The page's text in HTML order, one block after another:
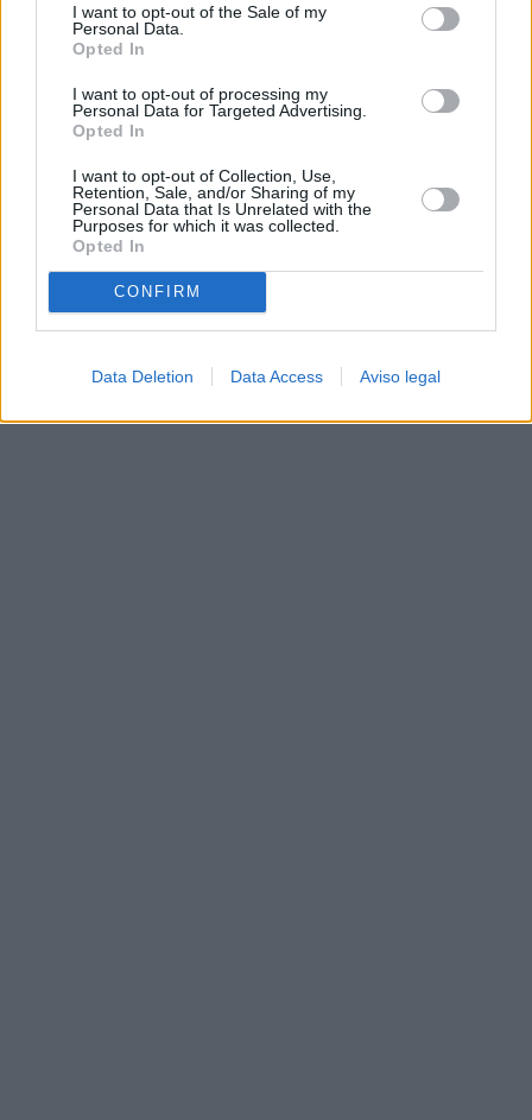
cualquier momento entrando de nuevo en este sitio web o
visitando nuestra política de privacidad.
I want to opt-out of the Sale of my
Personal Data.
Opted In
I want to opt-out of processing my
Personal Data for Targeted Advertising.
Opted In
I want to opt-out of Collection, Use,
Retention, Sale, and/or Sharing of my
Personal Data that Is Unrelated with the
Purposes for which it was collected.
Opted In
CONFIRM
Data Deletion Data Access Aviso legal